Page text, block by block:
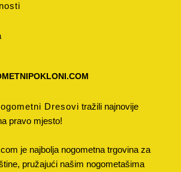
Dresovi tražili najnovije
pravo mjesto!
je najbolja nogometna trgovina za
pružajući našim nogometašima